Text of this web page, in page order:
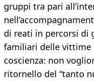
gruppi tra pari
di reati in percorsi di
familiari delle vittime
coscienza: non
ritornello del “tanto